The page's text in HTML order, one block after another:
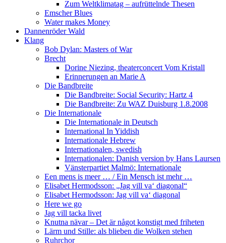
Zum Weltklimatag – aufrüttelnde Thesen
Emscher Blues
Water makes Money
Dannenröder Wald
Klang
Bob Dylan: Masters of War
Brecht
Dorine Niezing, theaterconcert Vom Kristall
Erinnerungen an Marie A
Die Bandbreite
Die Bandbreite: Social Security: Hartz 4
Die Bandbreite: Zu WAZ Duisburg 1.8.2008
Die Internationale
Die Internationale in Deutsch
International In Yiddish
Internationale Hebrew
Internationalen, swedish
Internationalen: Danish version by Hans Laursen
Vänsterpartiet Malmö: Internationale
Een mens is meer … / Ein Mensch ist mehr …
Elisabet Hermodsson: „Jag vill va‘ diagonal“
Elisabet Hermodsson: Jag vill va‘ diagonal
Here we go
Jag vill tacka livet
Knutna nävar – Det är något konstigt med friheten
Lärm und Stille: als blieben die Wolken stehen
Ruhrchor